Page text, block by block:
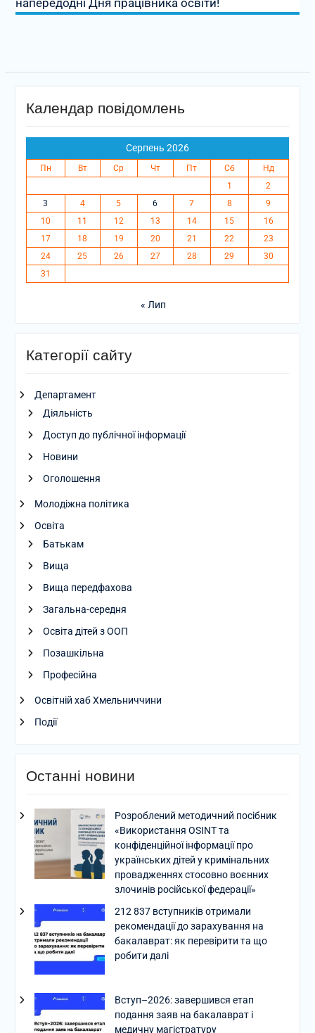
Календар повідомлень
Серпень 2026
Пн Вт Ср Чт Пт Сб
Нд
1
2
3
4 5 6 7 8
9
10
11 12 13 14 15
16
17
18 19 20 21 22
23
24
25 26 27 28 29
30
31
« Лип
Категорії сайту
Департамент
Діяльність
Доступ до публічної інформації
Новини
Оголошення
Молодіжна політика
Освіта
Батькам
Вища
Вища передфахова
Загальна-середня
Освіта дітей з ООП
Позашкільна
Професійна
Освітній хаб Хмельниччини
Події
Останні новини
Розроблений методичний посібник
«Використання OSINT та
конфіденційної інформації про
українських дітей у кримінальних
провадженнях стосовно воєнних
злочинів російської федерації»
212 837 вступників отримали
рекомендації до зарахування на
бакалаврат: як перевірити та що
робити далі
Вступ–2026: завершився етап
подання заяв на бакалаврат і
медичну магістратуру